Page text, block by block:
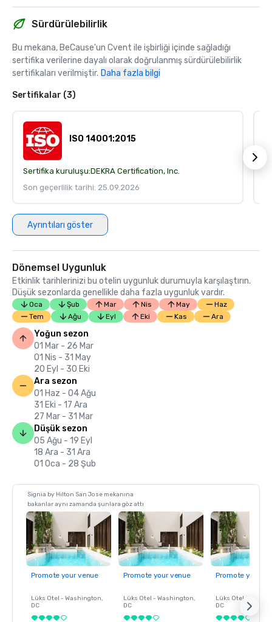
Sürdürülebilirlik
Bu mekana, BeCause'un Cvent ile işbirliği içinde sağladığı
sertifika verilerine dayalı olarak doğrulanmış sürdürülebilirlik
sertifikaları verilmiştir. Daha fazla bilgi
Sertifikalar (3)
ISO 14001:2015
Sertifika kuruluşu:DEKRA Certification, Inc.
Son geçerlilik tarihi: 25.09.2026
Ayrıntıları göster
Dönemsel Uygunluk
Etkinlik tarihlerinizi bu otelin uygunluk durumuyla karşılaştırın.
Düşük sezonlarda genellikle daha fazla uygunluk vardır.
Oca Şub Mar Nis May
Haz
Tem
Ağu Eyl Eki Kas Ara
Yoğun sezon
01 Mar - 26 Mar
01 Nis - 31 May
20 Eyl - 30 Eki
Ara sezon
01 Haz - 04 Ağu
31 Eki - 17 Ara
27 Mar - 31 Mar
Düşük sezon
05 Ağu - 19 Eyl
18 Ara - 31 Ara
01 Oca - 28 Şub
Signia by Hilton San Jose mekanına
bakanlar aynı zamanda şunlara göz attı
Promote your venue
Lüks Otel - Washington,
DC
Promote your venue
Lüks Otel - Washington,
DC
Promote your
Lüks Otel -
DC